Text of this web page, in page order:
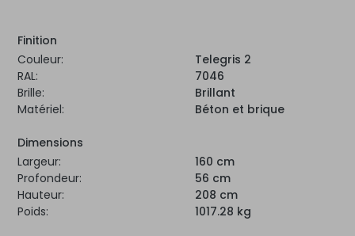
Finition
Couleur:
Telegris 2
RAL:
7046
Brille:
Brillant
Matériel:
Béton et brique
Dimensions
Largeur:
160 cm
Profondeur:
56 cm
Hauteur:
208 cm
Poids:
1017.28 kg